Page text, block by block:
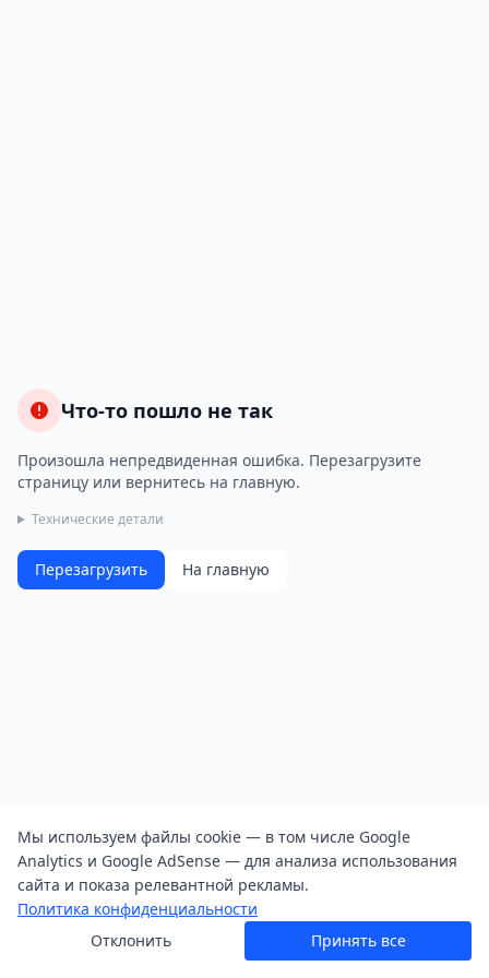
Что-то пошло не так
Произошла непредвиденная ошибка. Перезагрузите
страницу или вернитесь на главную.
Технические детали
Перезагрузить На главную
Мы используем файлы cookie — в том числе Google
Analytics и Google AdSense — для анализа использования
сайта и показа релевантной рекламы.
Политика конфиденциальности
Отклонить
Принять все